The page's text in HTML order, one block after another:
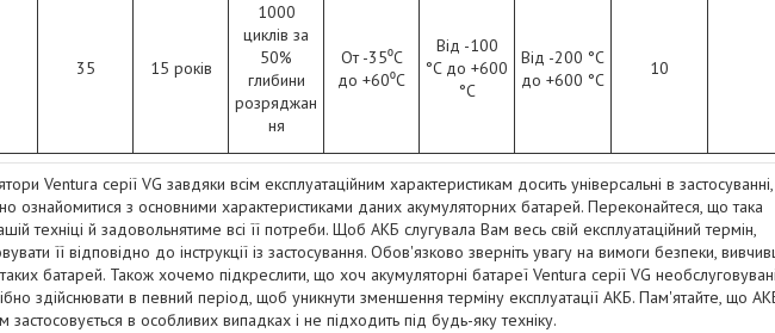
35 15 років
1000
циклів за
50%
глибини
розряджан
ня
От -35⁰С
до +60⁰С
Від -100
°C до +600
°C
Від -200 °C
до +600 °C
10
Ventura серії VG завдяки всім експлуатаційним характеристикам досить універсальні в застосуванні,
ознайомитися з основними характеристиками даних акумуляторних батарей. Переконайтеся, що така
техніці й задовольнятиме всі її потреби. Щоб АКБ слугувала Вам весь свій експлуатаційний термін,
її відповідно до інструкції із застосування. Обов'язково зверніть увагу на вимоги безпеки,
батарей. Також хочемо підкреслити, що хоч акумуляторні батареї Ventura серії VG
здійснювати в певний період, щоб уникнути зменшення терміну експлуатації АКБ. Пам'ятайте, що
застосовується в особливих випадках і не підходить під будь-яку техніку.